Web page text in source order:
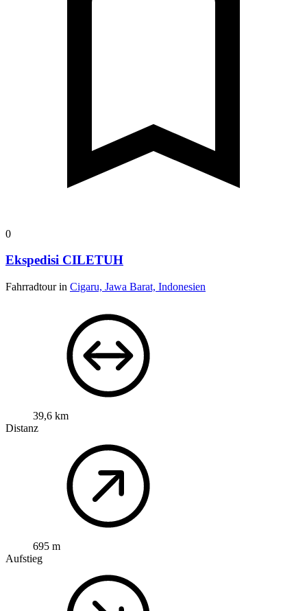
0
Ekspedisi CILETUH
Fahrradtour in Cigaru, Jawa Barat, Indonesien
39,6 km
Distanz
695 m
Aufstieg